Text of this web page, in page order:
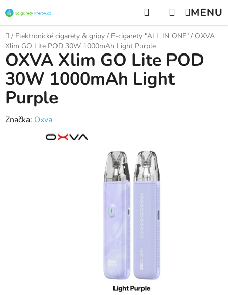
na
obsah
Hledat NÁKUPNÍ
KOŠÍK
Domů
/ Elektronické cigarety & gripy / E-cigarety "ALL IN ONE" / OXVA
Xlim GO Lite POD 30W 1000mAh Light Purple
OXVA Xlim GO Lite POD
30W 1000mAh Light
Purple
Značka: Oxva